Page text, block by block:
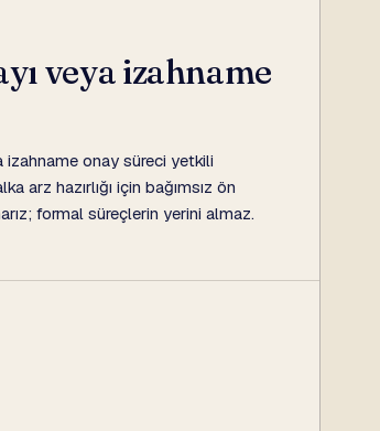
veya izahname
izahname onay süreci yetkili
arz hazırlığı için bağımsız ön
formal süreçlerin yerini almaz.